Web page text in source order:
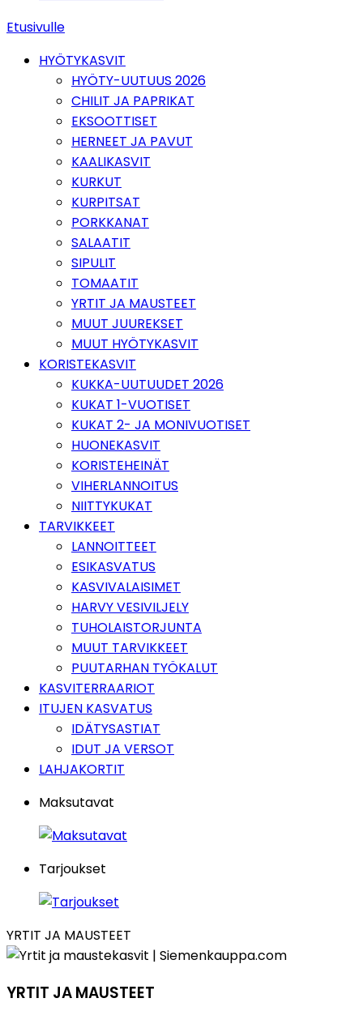
Etusivulle
HYÖTYKASVIT
HYÖTY-UUTUUS 2026
CHILIT JA PAPRIKAT
EKSOOTTISET
HERNEET JA PAVUT
KAALIKASVIT
KURKUT
KURPITSAT
PORKKANAT
SALAATIT
SIPULIT
TOMAATIT
YRTIT JA MAUSTEET
MUUT JUUREKSET
MUUT HYÖTYKASVIT
KORISTEKASVIT
KUKKA-UUTUUDET 2026
KUKAT 1-VUOTISET
KUKAT 2- JA MONIVUOTISET
HUONEKASVIT
KORISTEHEINÄT
VIHERLANNOITUS
NIITTYKUKAT
TARVIKKEET
LANNOITTEET
ESIKASVATUS
KASVIVALAISIMET
HARVY VESIVILJELY
TUHOLAISTORJUNTA
MUUT TARVIKKEET
PUUTARHAN TYÖKALUT
KASVITERRAARIOT
ITUJEN KASVATUS
IDÄTYSASTIAT
IDUT JA VERSOT
LAHJAKORTIT
Maksutavat
Tarjoukset
YRTIT JA MAUSTEET
YRTIT JA MAUSTEET